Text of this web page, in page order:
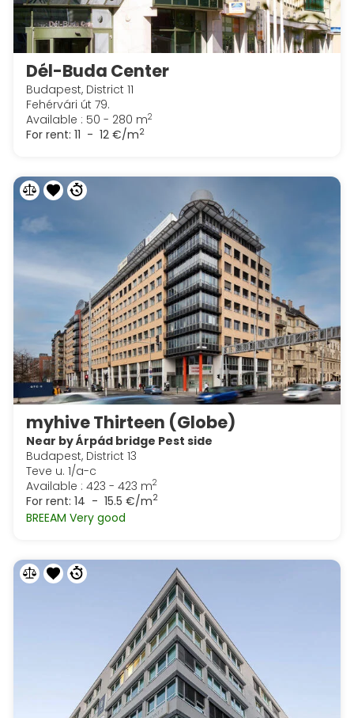
Dél-Buda Center
Budapest, District 11
Fehérvári út 79.
Available : 50 - 280 m2
For rent: 11 - 12 €/m2
myhive Thirteen (Globe)
Near by Árpád bridge Pest side
Budapest, District 13
Teve u. 1/a-c
Available : 423 - 423 m2
For rent: 14 - 15.5 €/m2
BREEAM Very good